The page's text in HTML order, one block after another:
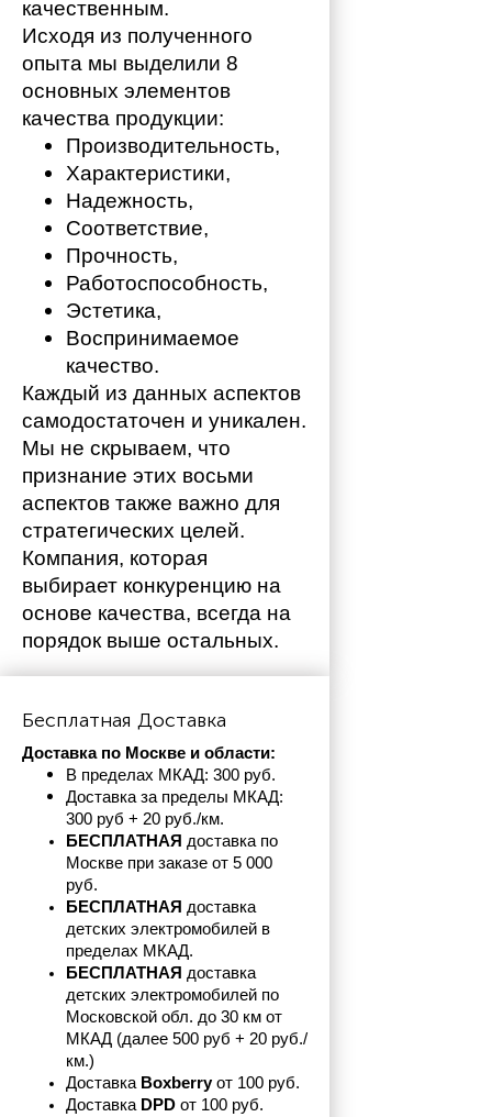
качественным.
Исходя из полученного
опыта мы выделили 8
основных элементов
качества продукции:
Производительность,
Характеристики,
Надежность,
Соответствие,
Прочность,
Работоспособность,
Эстетика,
Воспринимаемое
качество.
Каждый из данных аспектов
самодостаточен и уникален.
Мы не скрываем, что
признание этих восьми
аспектов также важно для
стратегических целей.
Компания, которая
выбирает конкуренцию на
основе качества, всегда на
порядок выше остальных.
Бесплатная Доставка
Доставка по Москве и области:
В пределах МКАД: 300 руб.
Доставка за пределы МКАД:
300 руб + 20 руб./км.
БЕСПЛАТНАЯ доставка по
Москве при заказе от 5 000
руб.
БЕСПЛАТНАЯ доставка
детских электромобилей в
пределах МКАД.
БЕСПЛАТНАЯ доставка
детских электромобилей по
Московской обл. до 30 км от
МКАД (далее 500 руб + 20 руб./
км.)
Доставка Boxberry от 100 руб.
Доставка DPD от 100 руб.